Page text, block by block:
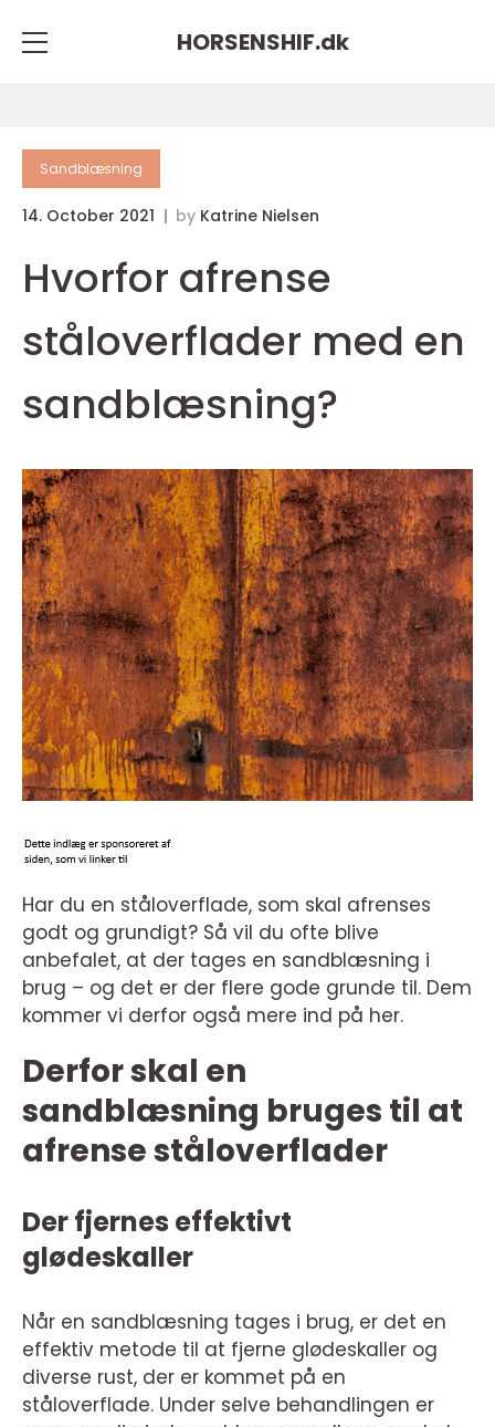
HORSENSHIF.dk
Sandblæsning
14. October 2021 by Katrine Nielsen
Hvorfor afrense
ståloverflader med en
sandblæsning?
Har du en ståloverflade, som skal afrenses
godt og grundigt? Så vil du ofte blive
anbefalet, at der tages en sandblæsning i
brug – og det er der flere gode grunde til. Dem
kommer vi derfor også mere ind på her.
Derfor skal en
sandblæsning bruges til at
afrense ståloverflader
Der fjernes effektivt
glødeskaller
Når en sandblæsning tages i brug, er det en
effektiv metode til at fjerne glødeskaller og
diverse rust, der er kommet på en
ståloverflade. Under selve behandlingen er